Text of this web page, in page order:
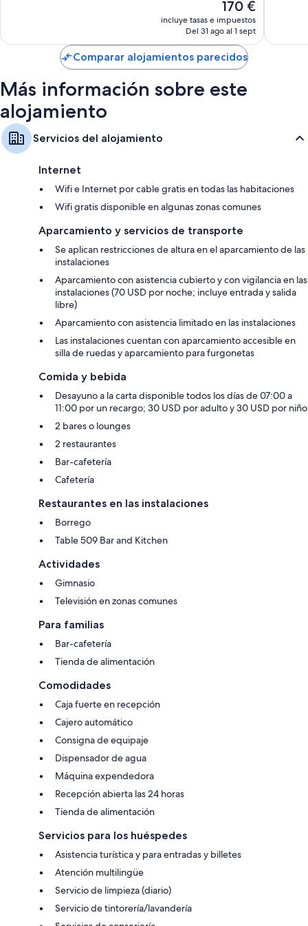
Además, otros servicios de los que disfrutarás incluyen los siguientes:
Baños con duchas con efecto de lluvia y artículos de higiene
Televisiones LCD de 55 pulgadas con canales premium
Diego
El
precio
actual
de
170 €
170 €
incluye tasas e impuestos
Del 31 ago al 1 sept
Comparar alojamientos parecidos
Más información sobre este
alojamiento
Servicios del alojamiento
Internet
Wifi e Internet por cable gratis en todas las habitaciones
Wifi gratis disponible en algunas zonas comunes
Aparcamiento y servicios de transporte
Se aplican restricciones de altura en el aparcamiento de las
instalaciones
Aparcamiento con asistencia cubierto y con vigilancia en las
instalaciones (70 USD por noche; incluye entrada y salida
libre)
Aparcamiento con asistencia limitado en las instalaciones
Las instalaciones cuentan con aparcamiento accesible en
silla de ruedas y aparcamiento para furgonetas
Comida y bebida
Desayuno a la carta disponible todos los días de 07:00 a
11:00 por un recargo; 30 USD por adulto y 30 USD por niño
2 bares o lounges
2 restaurantes
Bar-cafetería
Cafetería
Restaurantes en las instalaciones
Borrego
Table 509 Bar and Kitchen
Actividades
Gimnasio
Televisión en zonas comunes
Para familias
Bar-cafetería
Tienda de alimentación
Comodidades
Caja fuerte en recepción
Cajero automático
Consigna de equipaje
Dispensador de agua
Máquina expendedora
Recepción abierta las 24 horas
Tienda de alimentación
Servicios para los huéspedes
Asistencia turística y para entradas y billetes
Atención multilingüe
Servicio de limpieza (diario)
Servicio de tintorería/lavandería